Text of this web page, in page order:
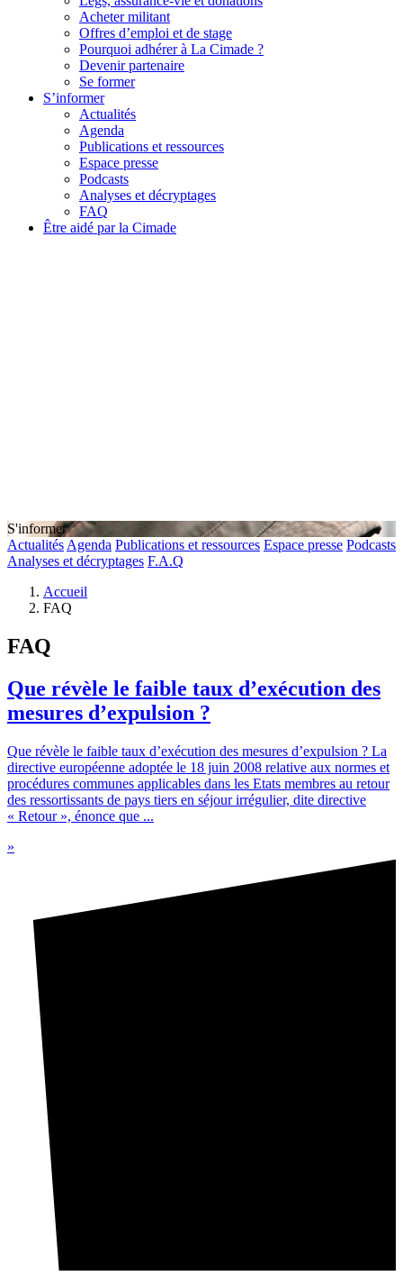
Acheter militant
Offres d’emploi et de stage
Pourquoi adhérer à La Cimade ?
Devenir partenaire
Se former
S’informer
Actualités
Agenda
Publications et ressources
Espace presse
Podcasts
Analyses et décryptages
FAQ
Être aidé par la Cimade
S'informer
Actualités Agenda Publications et ressources Espace presse Podcasts
Analyses et décryptages F.A.Q
Accueil
FAQ
FAQ
Que révèle le faible taux d’exécution des
mesures d’expulsion ?
Que révèle le faible taux d’exécution des mesures d’expulsion ? La
directive européenne adoptée le 18 juin 2008 relative aux normes et
procédures communes applicables dans les Etats membres au retour
des ressortissants de pays tiers en séjour irrégulier, dite directive
« Retour », énonce que ...
»